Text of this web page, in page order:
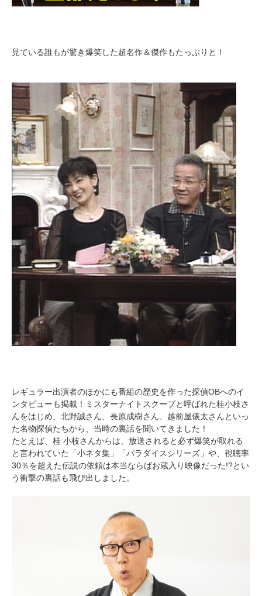
見ている誰もが驚き爆笑した超名作＆傑作もたっぷりと！
レギュラー出演者のほかにも番組の歴史を作った探偵OBへのイ
ンタビューも掲載！ミスターナイトスクープと呼ばれた桂小枝さ
んをはじめ、北野誠さん、長原成樹さん、越前屋俵太さんといっ
た名物探偵たちから、当時の裏話を聞いてきました！
たとえば、桂 小枝さんからは、放送されると必ず爆笑が取れる
と言われていた「小ネタ集」「パラダイスシリーズ」や、視聴率
30％を超えた伝説の依頼は本当ならばお蔵入り映像だった!?とい
う衝撃の裏話も飛び出しました。